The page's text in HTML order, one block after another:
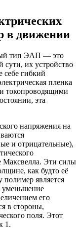
в движении
тип ЭАП — это
сути, их устройство
себе гибкий
пленка
токопроводящими
эта
напряжения на
и отрицательные),
Максвелла. Эти силы
как будто её
полимер является
уменьшение
его
в стороны,
поля. Этот
1.